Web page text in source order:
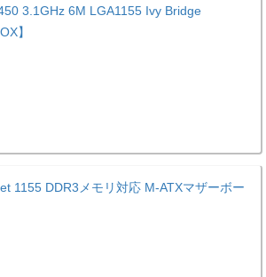
3.1GHz 6M LGA1155 Ivy Bridge
】
1155 DDR3メモリ対応 M-ATXマザーボー